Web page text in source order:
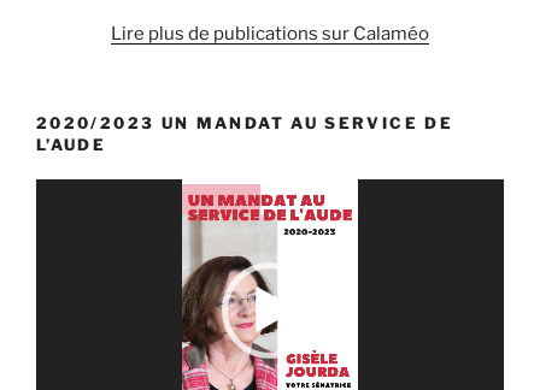
Lire plus de publications sur Calaméo
2020/2023 UN MANDAT AU SERVICE DE
L’AUDE